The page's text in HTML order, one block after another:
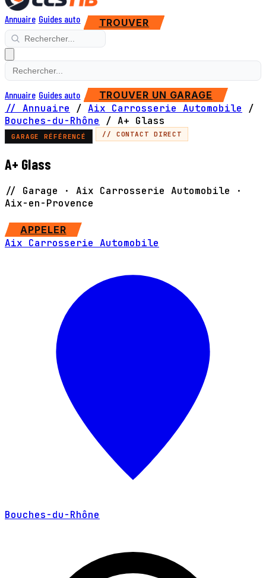
Annuaire Guides auto TROUVER
Annuaire Guides auto TROUVER UN GARAGE
// Annuaire / Aix Carrosserie Automobile
/
Bouches-du-Rhône
/ A+ Glass
GARAGE RÉFÉRENCÉ // CONTACT DIRECT
A+ Glass
// Garage · Aix Carrosserie Automobile ·
Aix-en-Provence
APPELER
Aix Carrosserie Automobile
Bouches-du-Rhône